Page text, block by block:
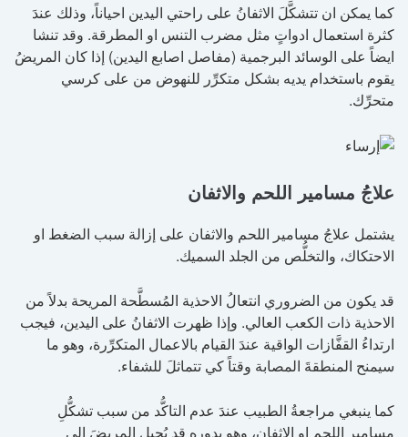
كما يمكن ان تتشكَّلَ الاثفانُ على راحتي اليدين احياناً، وذلك عندَ
كثرة استعمال ادواتٍ مثل مضرب التنس او المطرقة. وقد تنشا
ايضاً على الوسائد البرجمية (مفاصل اصابع اليدين) إذا كان المريضُ
يقوم باستخدام يديه بشكل متكرِّر للنهوض من على كرسي
متحرِّك.
علاجُ مسامير اللحم والاثفان
يشتمل علاجُ مسامير اللحم والاثفان على إزالة سبب الضغط او
الاحتكاك، والتخلُّص من الجلد السميك.
قد يكون من الضروري انتعالُ الاحذية المُسطَّحة المريحة بدلاً من
الاحذية ذات الكعب العالي. وإذا ظهرت الاثفانُ على اليدين، فيجب
ارتداءُ القفَّازات الواقية عندَ القيام بالاعمال المتكرِّرة، وهو ما
سيمنح المنطقةَ المصابة وقتاً كي تتماثلَ للشفاء.
كما ينبغي مراجعةُ الطبيب عندَ عدم التاكُّد من سبب تشكُّلِ
مسامير اللحم او الاثفان، وهو بدوره قد يُحيل المريضَ إلى